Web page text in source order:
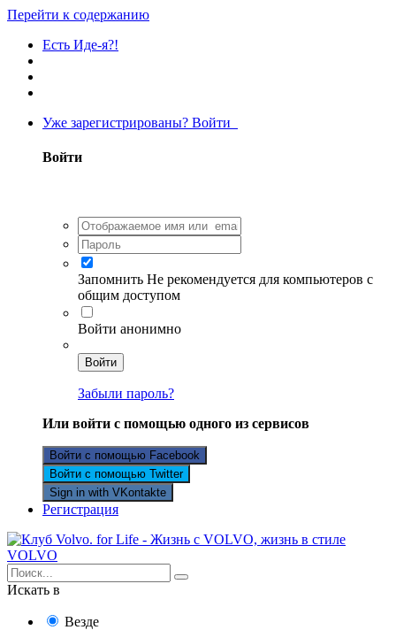
Перейти к содержанию
Есть Иде-я?!
Уже зарегистрированы? Войти
Войти
Запомнить Не рекомендуется для компьютеров с
общим доступом
Войти анонимно
Войти
Забыли пароль?
Или войти с помощью одного из сервисов
Войти с помощью Facebook
Войти с помощью Twitter
Sign in with VKontakte
Регистрация
Искать в
Везде